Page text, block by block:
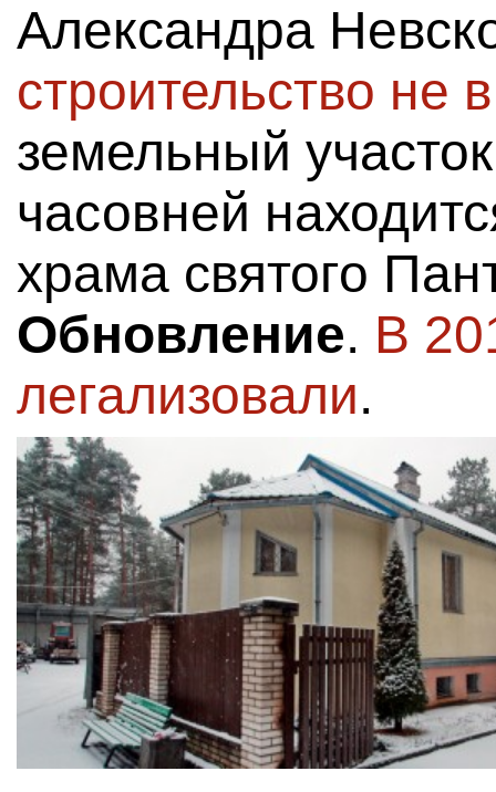
Александра
строительство не
земельный
часовней
храма святого
Обновление. В
легализовали.